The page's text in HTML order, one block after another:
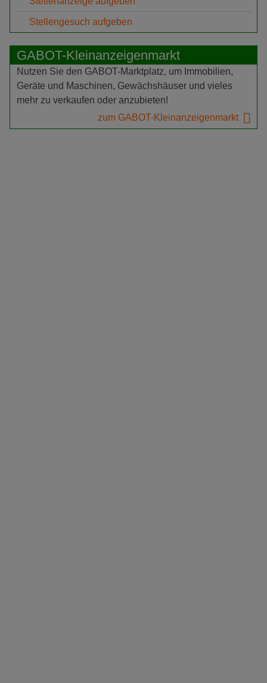
Stellengesuch aufgeben
GABOT-Kleinanzeigenmarkt
Nutzen Sie den GABOT-Marktplatz, um Immobilien,
Geräte und Maschinen, Gewächshäuser und vieles
mehr zu verkaufen oder anzubieten!
zum GABOT-Kleinanzeigenmarkt